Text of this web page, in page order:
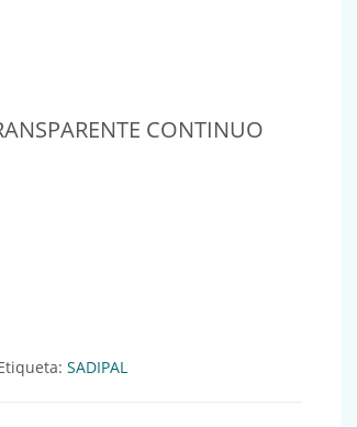
CONTINUO
CONTINUO Ref:705012 cantidad
SADIPAL